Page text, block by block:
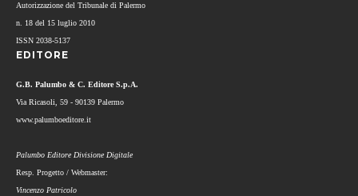
Autorizzazione del Tribunale di Palermo
n. 18 del 15 luglio 2010
ISSN 2038-5137
EDITORE
G.B. Palumbo & C. Editore S.p.A.
Via Ricasoli, 59 - 90139 Palermo
www.palumboeditore.it
Palumbo Editore Divisione Digitale
Resp. Progetto / Webmaster:
Vincenzo Patricolo